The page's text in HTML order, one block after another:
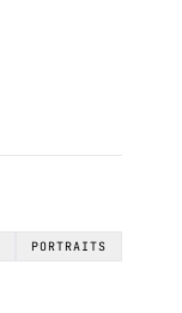
PORTRAITS